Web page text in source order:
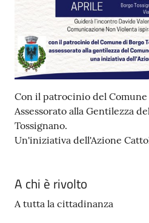
Con il patrocinio del Comune
Assessorato alla Gentilezza
Tossignano.
Un'iniziativa dell'Azione
A chi è rivolto
A tutta la cittadinanza